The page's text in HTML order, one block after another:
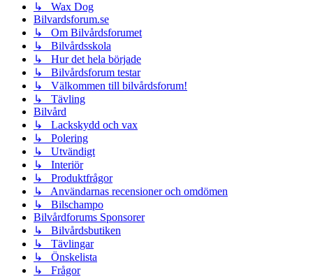
↳ Wax Dog
Bilvardsforum.se
↳ Om Bilvårdsforumet
↳ Bilvårdsskola
↳ Hur det hela började
↳ Bilvårdsforum testar
↳ Välkommen till bilvårdsforum!
↳ Tävling
Bilvård
↳ Lackskydd och vax
↳ Polering
↳ Utvändigt
↳ Interiör
↳ Produktfrågor
↳ Användarnas recensioner och omdömen
↳ Bilschampo
Bilvårdforums Sponsorer
↳ Bilvårdsbutiken
↳ Tävlingar
↳ Önskelista
↳ Frågor